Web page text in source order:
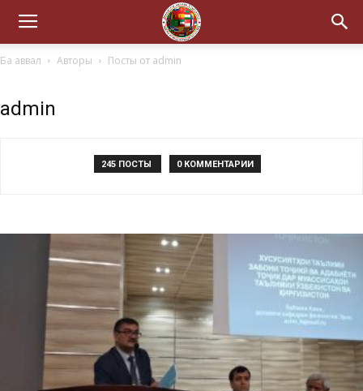
Ба аввал Авторы Посты от admin
admin
245 ПОСТЫ 0 КОММЕНТАРИИ